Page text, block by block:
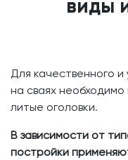
виды
Для качественного
на сваях необходимо
литые оголовки.
В зависимости от
постройки